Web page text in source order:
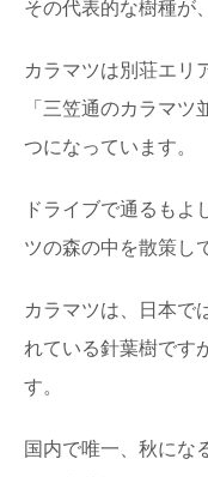
その代表的な樹種が
カラマツは別荘エリ
「三笠通のカラマ
つになっています。
ドライブで通るもよ
ツの森の中を散策し
カラマツは、日本で
れている針葉樹です
す。
国内で唯一、秋にな